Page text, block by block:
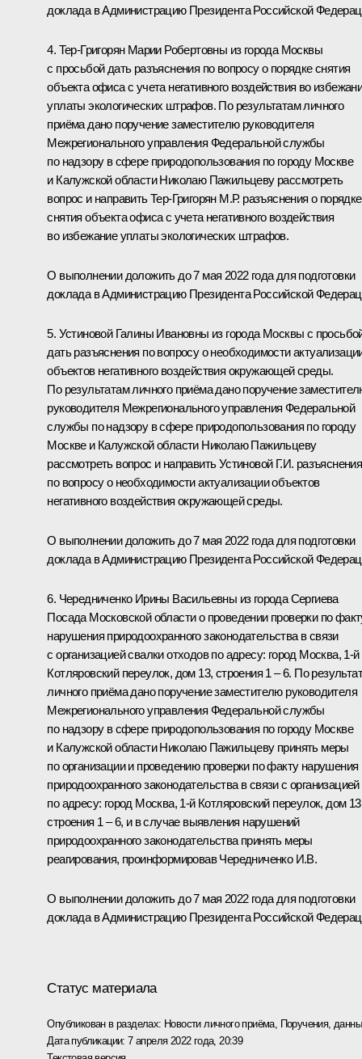
доклада в Администрацию Президента Российской
4. Тер-Григорян Марии Робертовны из города Москвы
с просьбой дать разъяснения по вопросу о порядке снятия
объекта офиса с учета негативного воздействия во
уплаты экологических штрафов. По результатам личного
приёма дано поручение заместителю руководителя
Межрегионального управления Федеральной службы
по надзору в сфере природопользования по городу Москве
и Калужской области Николаю Пажильцеву рассмотреть
вопрос и направить Тер-Григорян М.Р. разъяснения о порядке
снятия объекта офиса с учета негативного воздействия
во избежание уплаты экологических штрафов.
О выполнении доложить до 7 мая 2022 года для подготовки
доклада в Администрацию Президента Российской
5. Устиновой Галины Ивановны из города Москвы с
дать разъяснения по вопросу о необходимости
объектов негативного воздействия окружающей среды.
По результатам личного приёма дано поручение
руководителя Межрегионального управления Федеральной
службы по надзору в сфере природопользования по городу
Москве и Калужской области Николаю Пажильцеву
рассмотреть вопрос и направить Устиновой Г.И. разъяснения
по вопросу о необходимости актуализации объектов
негативного воздействия окружающей среды.
О выполнении доложить до 7 мая 2022 года для подготовки
доклада в Администрацию Президента Российской
6. Чередниченко Ирины Васильевны из города Сергиева
Посада Московской области о проведении проверки по
нарушения природоохранного законодательства в связи
с организацией свалки отходов по адресу: город Москва, 1-й
Котляровский переулок, дом 13, строения 1 – 6. По
личного приёма дано поручение заместителю руководителя
Межрегионального управления Федеральной службы
по надзору в сфере природопользования по городу Москве
и Калужской области Николаю Пажильцеву принять меры
по организации и проведению проверки по факту нарушения
природоохранного законодательства в связи с организацией
по адресу: город Москва, 1-й Котляровский переулок, дом
строения 1 – 6, и в случае выявления нарушений
природоохранного законодательства принять меры
реагирования, проинформировав Чередниченко И.В.
О выполнении доложить до 7 мая 2022 года для подготовки
доклада в Администрацию Президента Российской
Статус материала
Опубликован в разделах: Новости личного приёма, Поручения,
Дата публикации:7 апреля 2022 года, 20:39